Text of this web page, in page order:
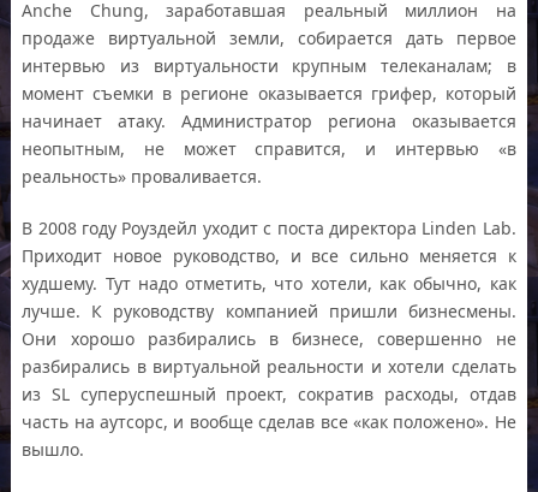
Anche Chung, заработавшая реальный миллион на
продаже виртуальной земли, собирается дать первое
интервью из виртуальности крупным телеканалам; в
момент съемки в регионе оказывается грифер, который
начинает атаку. Администратор региона оказывается
неопытным, не может справится, и интервью «в
реальность» проваливается.
В 2008 году Роуздейл уходит с поста директора Linden Lab.
Приходит новое руководство, и все сильно меняется к
худшему. Тут надо отметить, что хотели, как обычно, как
лучше. К руководству компанией пришли бизнесмены.
Они хорошо разбирались в бизнесе, совершенно не
разбирались в виртуальной реальности и хотели сделать
из SL суперуспешный проект, сократив расходы, отдав
часть на аутсорс, и вообще сделав все «как положено». Не
вышло.